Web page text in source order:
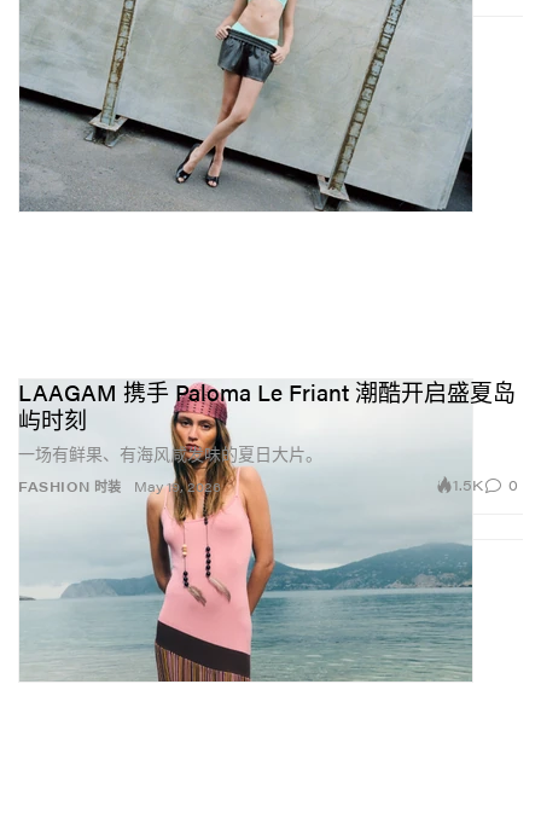
FASHION 时装
LAAGAM 携手 Paloma Le Friant 潮酷开启盛夏岛
屿时刻
一场有鲜果、有海风咸发味的夏日大片。
May 19, 2026 1.5K 0